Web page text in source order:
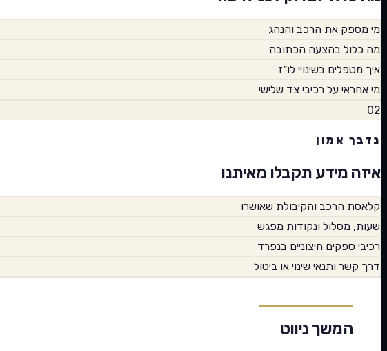
מי מספק את הרכב והנהג
מה כלול בהצעה הכתובה
איך מטפלים בשינויי לו״ז
מי אחראי על רכיבי צד שלישי
02
נדבך אמון
איזה מידע תקבלו מאיתנו
קלאסת הרכב והקיבולת שאושרו
שעות, מסלול ונקודות מפגש
רכיבי ספקים חיצוניים בנפרד
דרך קשר ותנאי שינוי או ביטול
המשך ניווט